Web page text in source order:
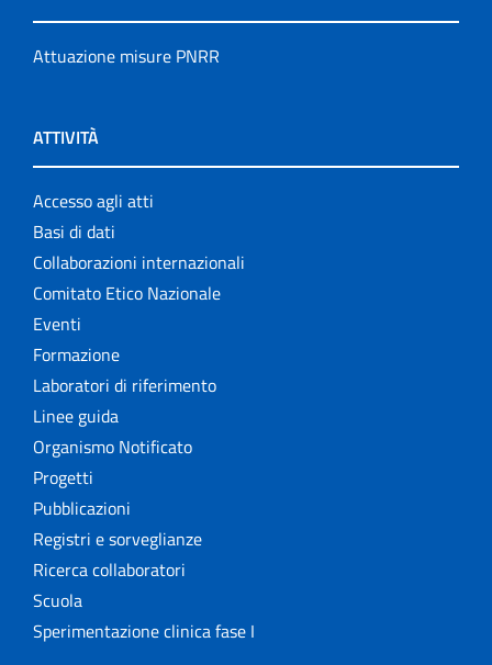
Attuazione misure PNRR
ATTIVITÀ
Accesso agli atti
Basi di dati
Collaborazioni internazionali
Comitato Etico Nazionale
Eventi
Formazione
Laboratori di riferimento
Linee guida
Organismo Notificato
Progetti
Pubblicazioni
Registri e sorveglianze
Ricerca collaboratori
Scuola
Sperimentazione clinica fase I